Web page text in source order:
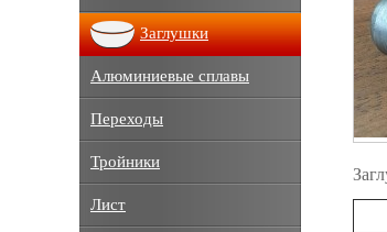
Заглушки
Алюминиевые сплавы
Переходы
Тройники
Лист